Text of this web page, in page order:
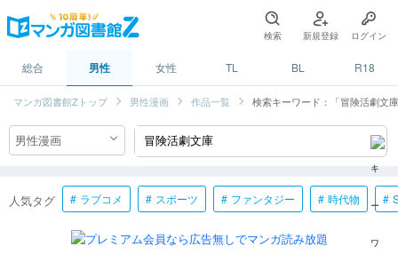
検索 新規登録 ログイン
総合 男性 女性 TL BL R18
マンガ図書館Zトップ 男性漫画 作品一覧 検索キーワード：「冒険活劇文
人気タグ ラブコメ スポーツ ファンタジー 時代物